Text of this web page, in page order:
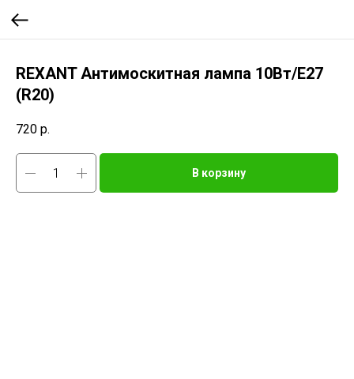
REXANT Антимоскитная лампа 10Вт/E27
(R20)
720 р.
В корзину